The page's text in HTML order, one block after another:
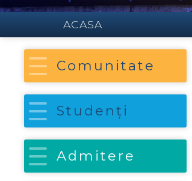
ACASA
Comunitate
Studenți
Admitere